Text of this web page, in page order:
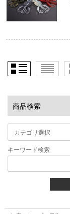
商品検索
キーワード検索